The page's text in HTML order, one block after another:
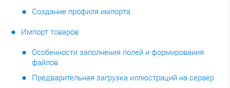
Создание профиля импорта
Импорт товаров
Особенности заполнения полей и формирования
файлов
Предварительная загрузка иллюстраций на сервер